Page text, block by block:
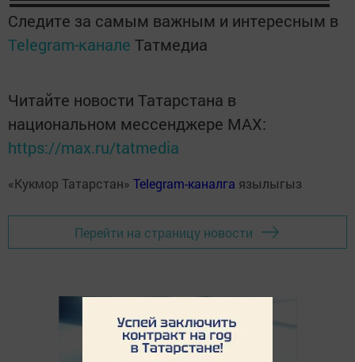
Следите за самым важным и интересным в
Telegram-канале Татмедиа
Читайте новости Татарстана в
национальном мессенджере MАХ:
https://max.ru/tatmedia
«Кукмор Татарстан» Telegram-каналга язылыгыз
Перейти на страницу новости